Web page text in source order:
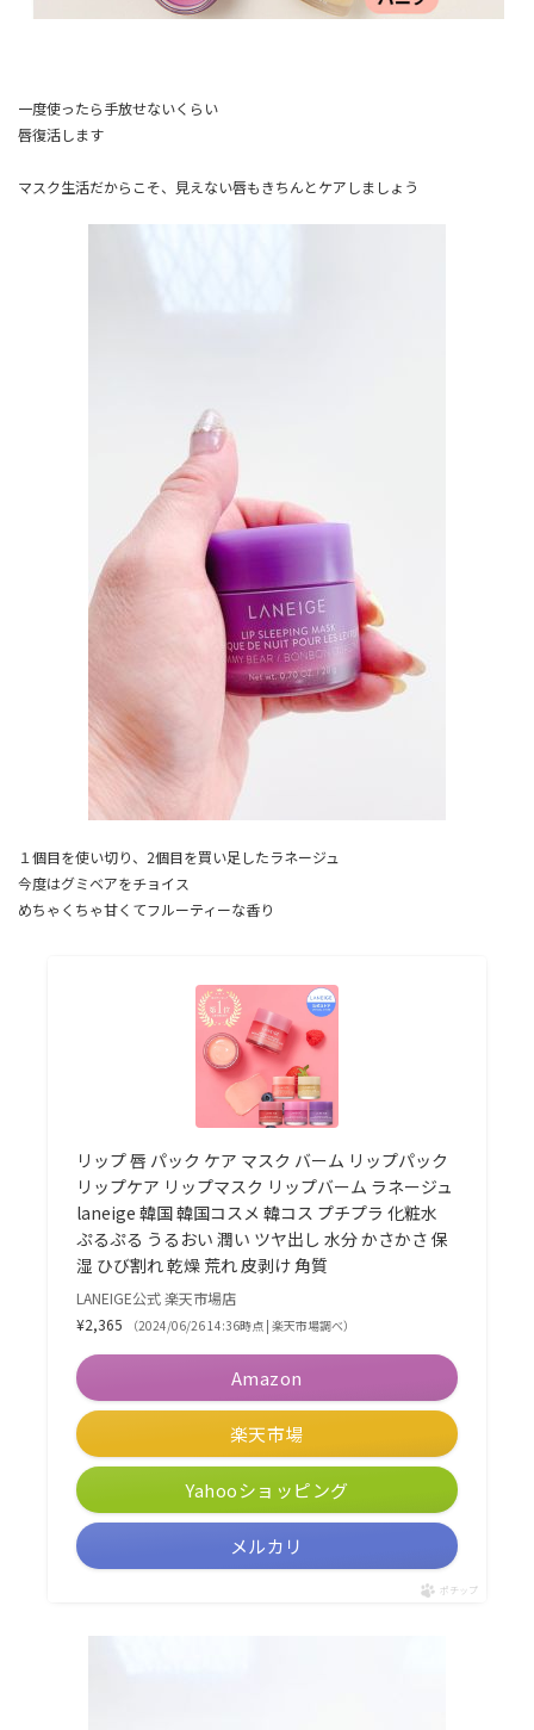
一度使ったら手放せないくらい
唇復活します
マスク生活だからこそ、見えない唇もきちんとケアしましょう
１個目を使い切り、2個目を買い足したラネージュ
今度はグミベアをチョイス
めちゃくちゃ甘くてフルーティーな香り
リップ 唇 パック ケア マスク バーム リップパック
リップケア リップマスク リップバーム ラネージュ
laneige 韓国 韓国コスメ 韓コス プチプラ 化粧水
ぷるぷる うるおい 潤い ツヤ出し 水分 かさかさ 保
湿 ひび割れ 乾燥 荒れ 皮剥け 角質
LANEIGE公式 楽天市場店
¥2,365
（2024/06/26 14:36時点 | 楽天市場調べ）
Amazon
楽天市場
Yahooショッピング
メルカリ
ポチップ